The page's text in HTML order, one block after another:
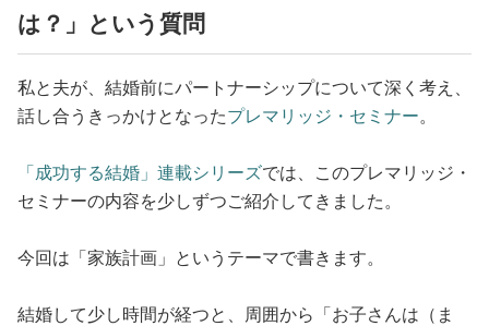
は？」という質問
私と夫が、結婚前にパートナーシップについて深く考え、
話し合うきっかけとなったプレマリッジ・セミナー。
「成功する結婚」連載シリーズでは、このプレマリッジ・
セミナーの内容を少しずつご紹介してきました。
今回は「家族計画」というテーマで書きます。
結婚して少し時間が経つと、周囲から「お子さんは（ま